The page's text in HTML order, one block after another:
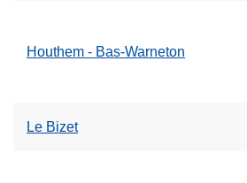
Houthem - Bas-Warneton
Le Bizet